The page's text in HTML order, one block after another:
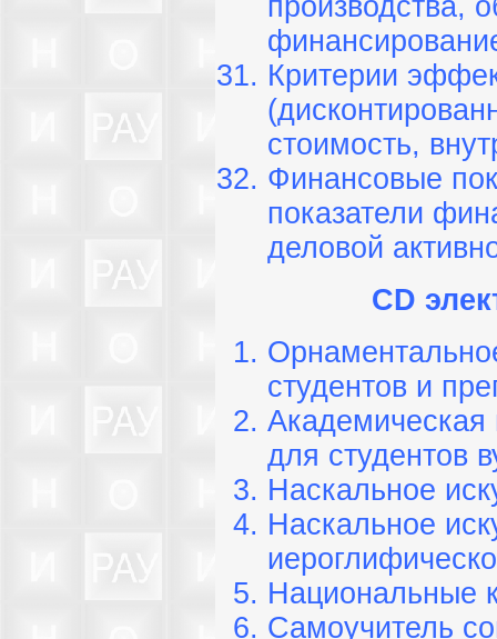
производства,
Критерии
стоимость,
Финансовые
показатели
деловой
CD
студентов и
Академическая
для студентов
Наскальное
Наскальное
Национальные
Самоучитель